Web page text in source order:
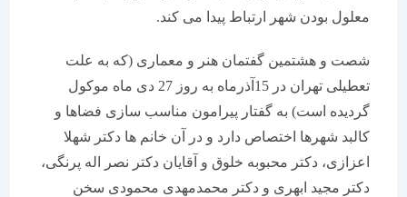
معلول بودن شهر ارتباط پیدا می کند.
شصت و هشتمین گفتمان هنر و معماری (که به علت
تعطیلی تهران در 15آذرماه به روز 27 دی ماه موکول
گردیده است) به گفتار پیرامون مناسب سازی فضاها و
کالبد شهرها اختصاص دارد و در آن خانم ها دکتر شهلا
اعزازی، دکتر محبوبه خلوق و آقایان دکتر نصر اله پرنگی،
دکتر مجید ابهری و دکتر محمدمهدی محمودی سخن